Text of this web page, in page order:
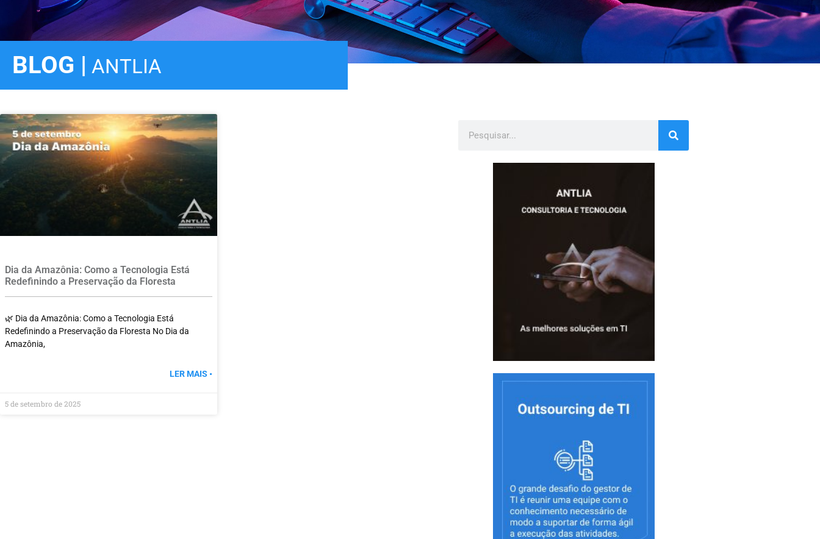
BLOG | ANTLIA
Dia da Amazônia: Como a Tecnologia Está
Redefinindo a Preservação da Floresta
🌿 Dia da Amazônia: Como a Tecnologia Está
Redefinindo a Preservação da Floresta No Dia da
Amazônia,
LER MAIS •
5 de setembro de 2025